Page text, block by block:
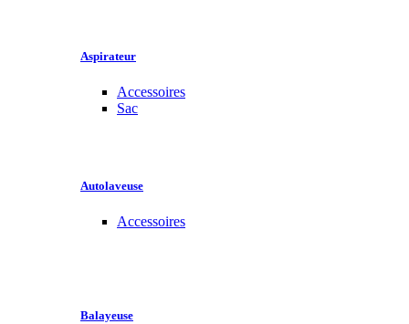
Aspirateur
Accessoires
Sac
Autolaveuse
Accessoires
Balayeuse